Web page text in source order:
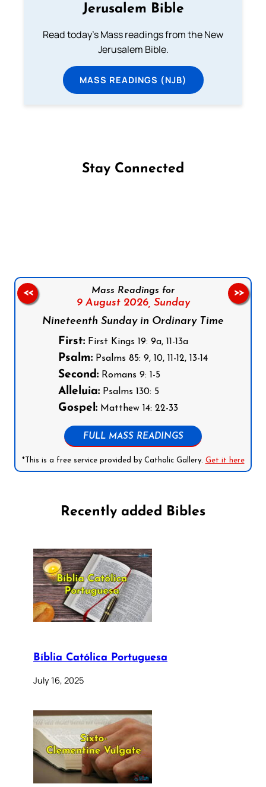
Jerusalem Bible
Read today's Mass readings from the New
Jerusalem Bible.
MASS READINGS (NJB)
Stay Connected
Mass Readings for
9 August 2026, Sunday
Nineteenth Sunday in Ordinary Time
First: First Kings 19: 9a, 11-13a
Psalm: Psalms 85: 9, 10, 11-12, 13-14
Second: Romans 9: 1-5
Alleluia: Psalms 130: 5
Gospel: Matthew 14: 22-33
FULL MASS READINGS
*This is a free service provided by Catholic Gallery. Get it here
<< >>
Recently added Bibles
Bíblia Católica Portuguesa
July 16, 2025